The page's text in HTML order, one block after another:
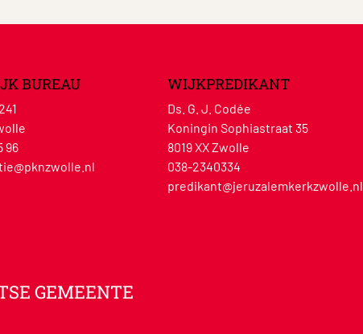
BUREAU
96
WIJKPREDIKANT
Ds. G. J. Codée
Koningin Sophiastraat 35
8019 XX Zwolle
038-2340334
predikant@jeruzalemkerkzwolle.nl
GEMEENTE